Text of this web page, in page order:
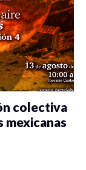
colectiva
mexicanas